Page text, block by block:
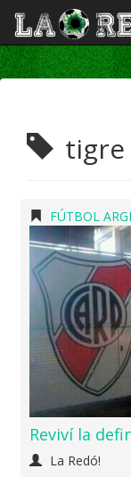
tigre
FÚTBOL
Reviví la
La Redó!